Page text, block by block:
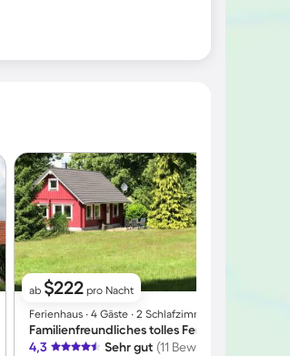
ab $222 pro Nacht
Ferienhaus ∙ 4 Gäste ∙ 2 Schlafzimmer
4,3
Sehr gut (11 Bewertungen)